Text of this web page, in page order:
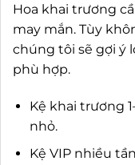
Hoa khai trương
may mắn. Tùy
chúng tôi sẽ gợi ý
phù hợp.
Kệ khai trương
nhỏ.
Kệ VIP nhiều